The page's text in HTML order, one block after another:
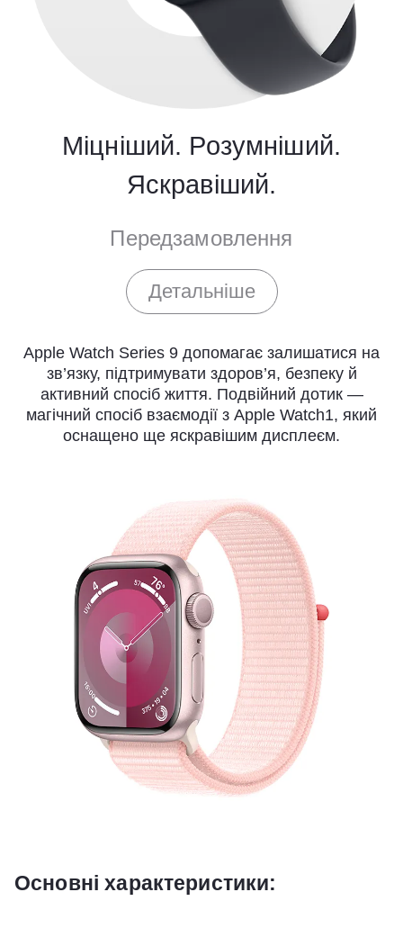
Міцніший. Розумніший.
Яскравіший.
Передзамовлення
Детальнiше
Apple Watch Series 9 допомагає залишатися на
зв’язку, підтримувати здоров’я, безпеку й
активний спосіб життя. Подвійний дотик —
магічний спосіб взаємодії з Apple Watch1, який
оснащено ще яскравішим дисплеєм.
Основні характеристики: